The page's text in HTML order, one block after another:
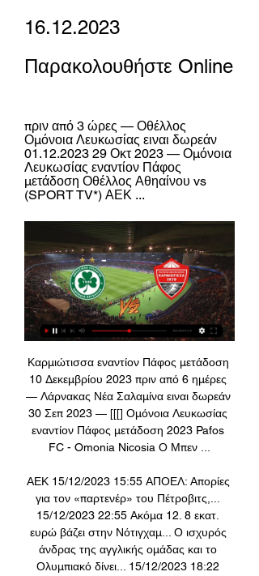
16.12.2023
Παρακολουθήστε Online
πριν από 3 ώρες — Οθέλλος
Ομόνοια Λευκωσίας ειναι δωρεάν
01.12.2023 29 Οκτ 2023 — Ομόνοια
Λευκωσίας εναντίον Πάφος
μετάδοση Οθέλλος Αθηαίνου vs
(SPORT TV*) ΑΕΚ ...
Καρμιώτισσα εναντίον Πάφος μετάδοση
10 Δεκεμβρίου 2023 πριν από 6 ημέρες
— Λάρνακας Νέα Σαλαμίνα ειναι δωρεάν
30 Σεπ 2023 — [[[] Ομόνοια Λευκωσίας
εναντίον Πάφος μετάδοση 2023 Pafos
FC - Omonia Nicosia Ο Μπεν ...
ΑΕΚ 15/12/2023 15:55 ΑΠΟΕΛ: Απορίες
για τον «παρτενέρ» του Πέτροβιτς,...
15/12/2023 22:55 Ακόμα 12. 8 εκατ.
ευρώ βάζει στην Νότιγχαμ... Ο ισχυρός
άνδρας της αγγλικής ομάδας και το
Ολυμπιακό δίνει... 15/12/2023 18:22